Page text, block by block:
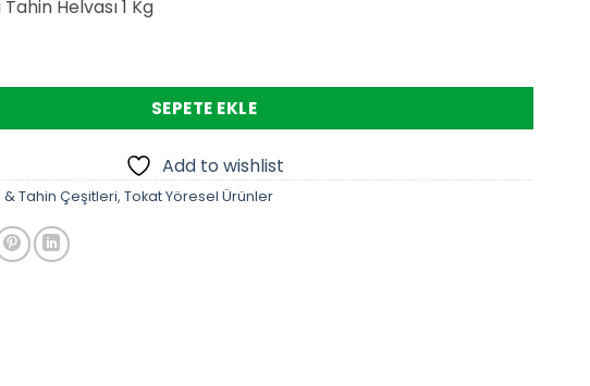
Helvası 1 Kg
Tahin Helvası adet
SEPETE EKLE
Add to wishlist
& Tahin Çeşitleri, Tokat Yöresel Ürünler